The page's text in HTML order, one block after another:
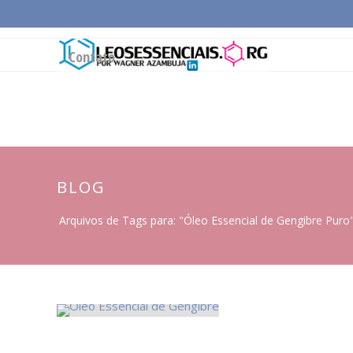
Contato
BLOG
Arquivos de Tags para: "Óleo Essencial de Gengibre Puro"